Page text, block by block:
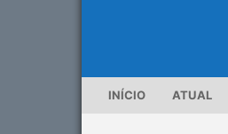
INÍCIO ATUAL